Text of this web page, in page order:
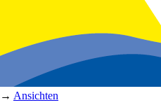
→ Ansichten